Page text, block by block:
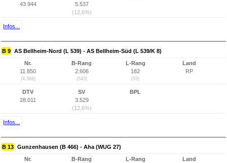
43.944
5.537
(12,6%)
Infos...
B 9 AS Bellheim-Nord (L 539) - AS Bellheim-Süd (L 539/K 8)
Nr.
11.850
(4.368)
B-Rang
2.606
(545)
L-Rang
182
(53)
Land
RP
DTV
28.011
SV
3.529
(12,6%)
BPL
Infos...
B 13 Gunzenhausen (B 466) - Aha (WUG 27)
Nr. B-Rang L-Rang Land